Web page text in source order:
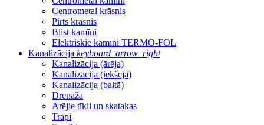
Centrometal krāsnis
Pirts krāsnis
Blist kamīni
Elektriskie kamīni TERMO-FOL
Kanalizācija keyboard_arrow_right
Kanalizācija (ārēja)
Kanalizācija (iekšējā)
Kanalizācija (baltā)
Drenāža
Ārējie tīkli un skatakas
Trapi